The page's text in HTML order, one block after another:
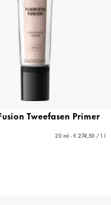
Tweefasen Primer
20 ml - € 274,50 / 1 l